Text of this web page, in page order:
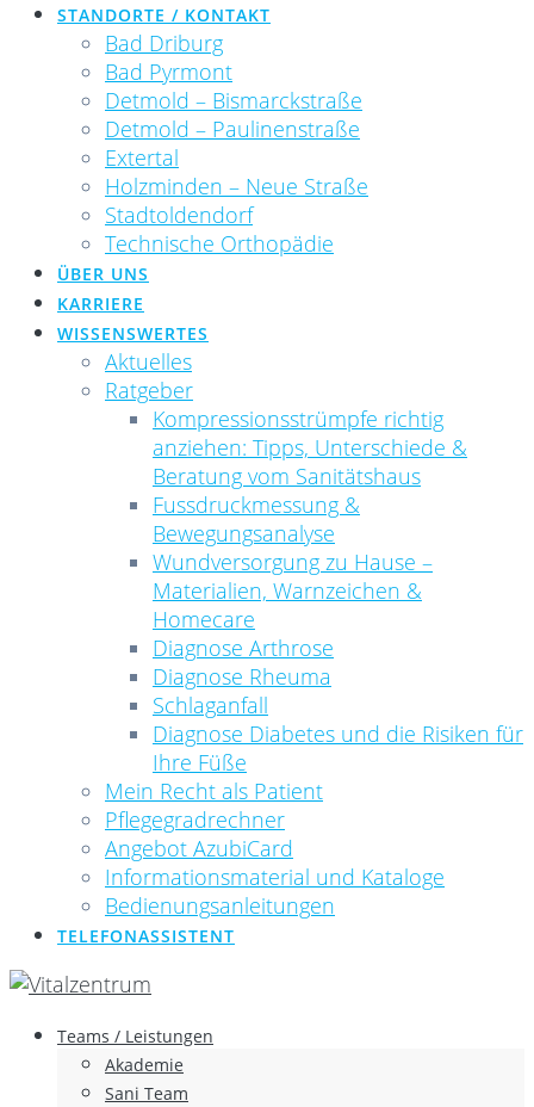
STANDORTE / KONTAKT
Bad Driburg
Bad Pyrmont
Detmold – Bismarckstraße
Detmold – Paulinenstraße
Extertal
Holzminden – Neue Straße
Stadtoldendorf
Technische Orthopädie
ÜBER UNS
KARRIERE
WISSENSWERTES
Aktuelles
Ratgeber
Kompressionsstrümpfe richtig
anziehen: Tipps, Unterschiede &
Beratung vom Sanitätshaus
Fussdruckmessung &
Bewegungsanalyse
Wundversorgung zu Hause –
Materialien, Warnzeichen &
Homecare
Diagnose Arthrose
Diagnose Rheuma
Schlaganfall
Diagnose Diabetes und die Risiken für
Ihre Füße
Mein Recht als Patient
Pflegegradrechner
Angebot AzubiCard
Informationsmaterial und Kataloge
Bedienungsanleitungen
TELEFONASSISTENT
Teams / Leistungen
Akademie
Sani Team